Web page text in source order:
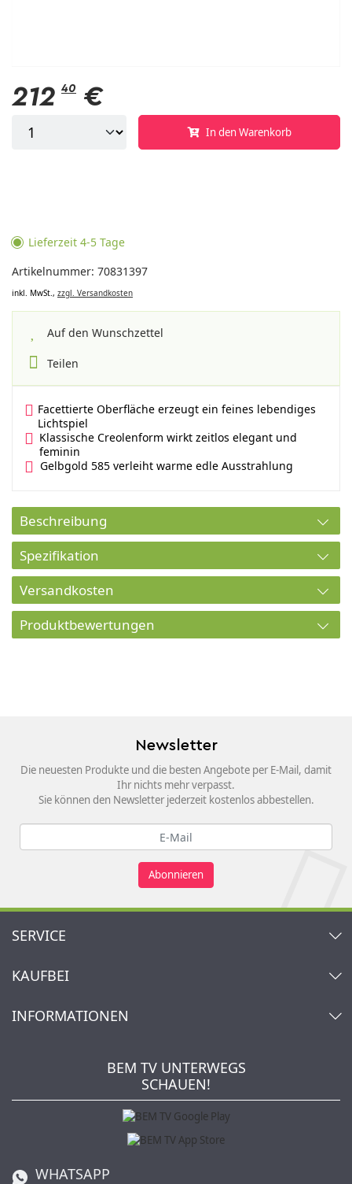
212 40 €
In den Warenkorb
Lieferzeit 4-5 Tage
Artikelnummer: 70831397
inkl. MwSt., zzgl. Versandkosten
Auf den Wunschzettel
Teilen
Facettierte Oberfläche erzeugt ein feines lebendiges
Lichtspiel
Klassische Creolenform wirkt zeitlos elegant und
feminin
Gelbgold 585 verleiht warme edle Ausstrahlung
Beschreibung
Spezifikation
Versandkosten
Produktbewertungen
Newsletter
Die neuesten Produkte und die besten Angebote per E-Mail, damit
Ihr nichts mehr verpasst.
Sie können den Newsletter jederzeit kostenlos abbestellen.
Abonnieren
SERVICE
Warenkorb
Mein Wunschzettel
KAUFBEI
Händler & Hersteller
Affiliateprogramm
INFORMATIONEN
Zahlung und Versand
BEM TV UNTERWEGS
SCHAUEN!
WHATSAPP